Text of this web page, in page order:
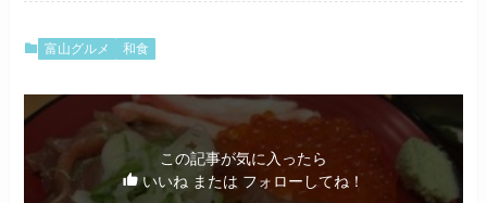
富山グルメ 和食
この記事が気に入ったら
いいね または フォローしてね！